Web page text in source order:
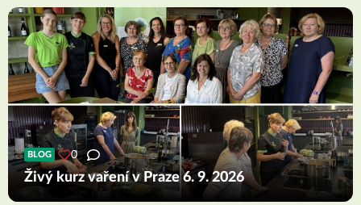
BLOG 0
Živý kurz vaření v Praze 6. 9. 2026